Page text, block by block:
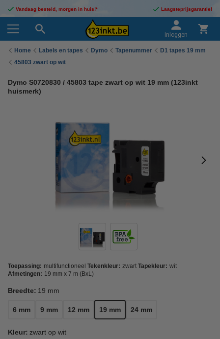
Vandaag besteld, morgen in huis!* Laagsteprijsgarantie!
Inloggen
Home Labels en tapes Dymo Tapenummer
D1 tapes 19 mm
45803 zwart op wit
Dymo S0720830 / 45803 tape zwart op wit 19 mm (123inkt
huismerk)
Toepassing: multifunctioneel Tekenkleur: zwart Tapekleur: wit
Afmetingen: 19 mm x 7 m (BxL)
Breedte: 19 mm
6 mm 9 mm 12 mm 19 mm 24 mm
Kleur: zwart op wit